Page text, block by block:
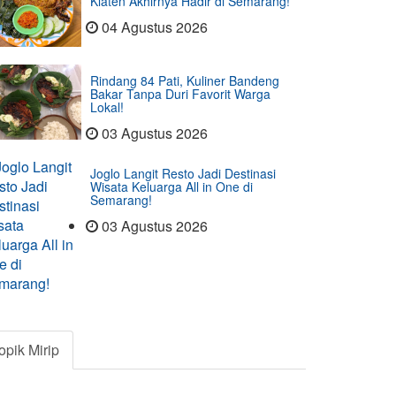
04 Agustus 2026
Rindang 84 Pati, Kuliner Bandeng
Bakar Tanpa Duri Favorit Warga
Lokal!
03 Agustus 2026
Joglo Langit Resto Jadi Destinasi
Wisata Keluarga All in One di
Semarang!
03 Agustus 2026
Mirip